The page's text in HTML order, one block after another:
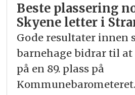
Beste plassering
Skyene letter i
Gode resultater innen
barnehage bidrar til at
på en 89. plass på
Kommunebarometeret.